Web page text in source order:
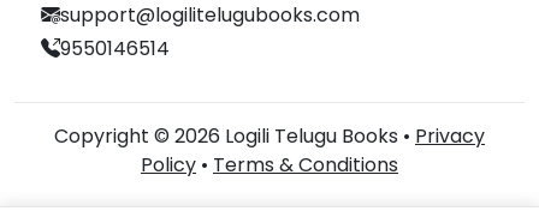
support@logilitelugubooks.com
9550146514
Copyright © 2026 Logili Telugu Books • Privacy
Policy • Terms & Conditions